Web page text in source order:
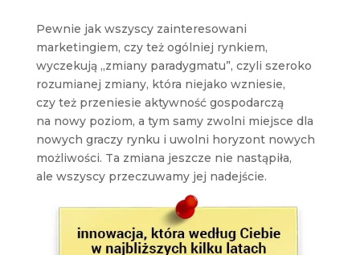
Pewnie jak wszyscy zainteresowani
marketingiem, czy też ogólniej rynkiem,
wyczekują „zmiany paradygmatu”, czyli szeroko
rozumianej zmiany, która niejako wzniesie,
czy też przeniesie aktywność gospodarczą
na nowy poziom, a tym samy zwolni miejsce dla
nowych graczy rynku i uwolni horyzont nowych
możliwości. Ta zmiana jeszcze nie nastąpiła,
ale wszyscy przeczuwamy jej nadejście.